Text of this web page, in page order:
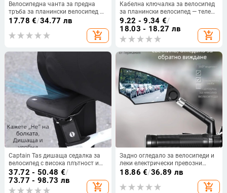
Велосипедна чанта за предна
тръба за планински велосипед —
водоустойчива EVA, 15L
аксесоари на кормилото, без
17.78 €/34.77 лв
add_shopping_cart
Кабелна ключалка за велосипед
за планински велосипед — телена
ключалка, марка Smoothly,
унисекс
9.22 - 9.34 €/
18.03 - 18.27 лв
add_shopping_cart
Captain Tas дишаща седалка за
велосипед с висока плътност и
ударопоглъщане за пътни и
планински велосипеди
37.72 - 50.48 €/
73.77 - 98.73 лв
add_shopping_cart
Задно огледало за велосипеди и
леки електрически превозни
средства — ABS и стъкло, 1 чифт с
безплатни инструменти, марка
Senowoiry/Tian Rui
18.86 €/36.89 лв
add_shopping_cart